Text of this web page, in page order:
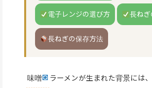
電子レンジの選び方 長ね
長ねぎの保存方法
味噌
ラーメンが生まれた背景には